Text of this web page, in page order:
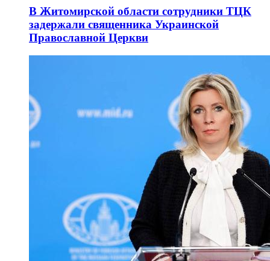
В Житомирской области сотрудники ТЦК
задержали священника Украинской
Православной Церкви